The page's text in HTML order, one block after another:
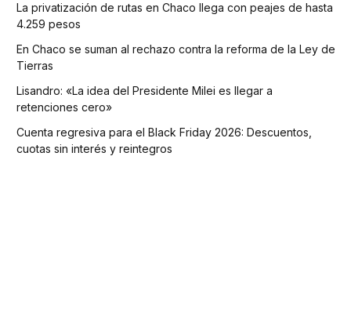
La privatización de rutas en Chaco llega con peajes de hasta
4.259 pesos
En Chaco se suman al rechazo contra la reforma de la Ley de
Tierras
Lisandro: «La idea del Presidente Milei es llegar a
retenciones cero»
Cuenta regresiva para el Black Friday 2026: Descuentos,
cuotas sin interés y reintegros